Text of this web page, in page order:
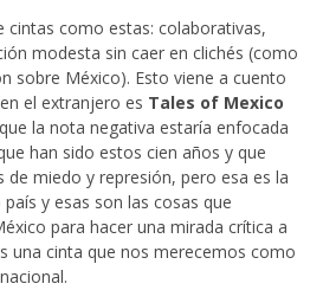
cintas como estas: colaborativas,
modesta sin caer en clichés (como
sobre México). Esto viene a cuento
el extranjero es Tales of Mexico
la nota negativa estaría enfocada
han sido estos cien años y que
miedo y represión, pero esa es la
y esas son las cosas que
para hacer una mirada crítica a
una cinta que nos merecemos como